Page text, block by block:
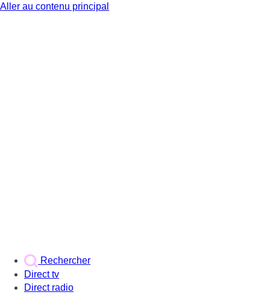
Aller au contenu principal
Rechercher
Direct tv
Direct radio